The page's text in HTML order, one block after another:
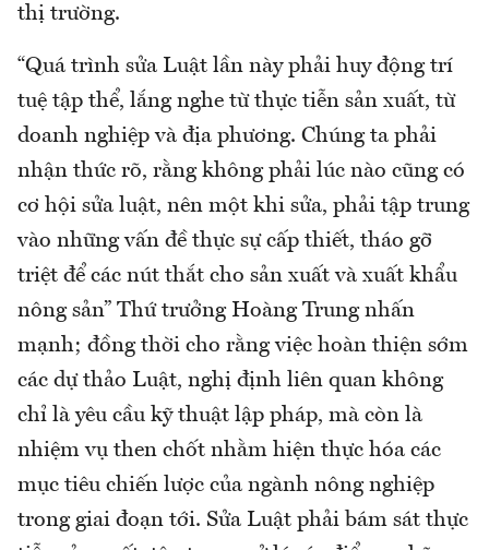
thị trường.
“Quá trình sửa Luật lần này phải huy động trí
tuệ tập thể, lắng nghe từ thực tiễn sản xuất, từ
doanh nghiệp và địa phương. Chúng ta phải
nhận thức rõ, rằng không phải lúc nào cũng có
cơ hội sửa luật, nên một khi sửa, phải tập trung
vào những vấn đề thực sự cấp thiết, tháo gỡ
triệt để các nút thắt cho sản xuất và xuất khẩu
nông sản” Thứ trưởng Hoàng Trung nhấn
mạnh; đồng thời cho rằng việc hoàn thiện sớm
các dự thảo Luật, nghị định liên quan không
chỉ là yêu cầu kỹ thuật lập pháp, mà còn là
nhiệm vụ then chốt nhằm hiện thực hóa các
mục tiêu chiến lược của ngành nông nghiệp
trong giai đoạn tới. Sửa Luật phải bám sát thực